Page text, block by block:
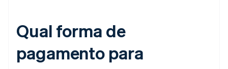
Qual forma de
pagamento para